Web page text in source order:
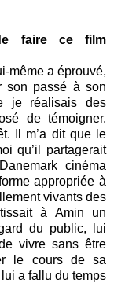
faire ce film
même a éprouvé,
son passé à son
je réalisais des
de témoigner.
Il m’a dit que le
qu’il partagerait
cinéma
appropriée à
vivants des
à Amin un
du public, lui
vivre sans être
le cours de sa
a fallu du temps